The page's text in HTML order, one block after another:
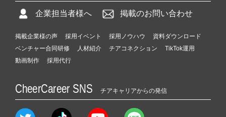
企業担当者様へ 掲載のお問い合わせ
掲載企業様の声 採用イベント 採用ノウハウ
資料ダウンロード
ベンチャー合同研修
人材紹介 チアコネクション
TikTok運用
動画制作
採用代行
CheerCareer SNS チアキャリアからの発信